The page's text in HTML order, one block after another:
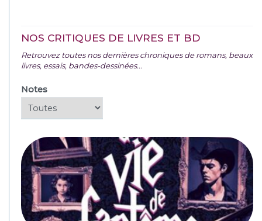
NOS CRITIQUES DE LIVRES ET BD
Retrouvez toutes nos dernières chroniques de romans, beaux
livres, essais, bandes-dessinées...
Notes